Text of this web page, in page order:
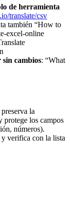
de herramienta
translate/csv
también “How to
excel-online
sin cambios: “What
la
protege los campos
números).
verifica con la lista